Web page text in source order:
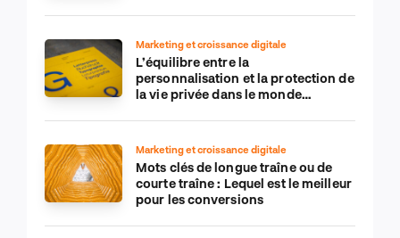
Marketing et croissance digitale
L’équilibre entre la
personnalisation et la protection de
la vie privée dans le monde
Marketing et croissance digitale
Mots clés de longue traîne ou de
courte traîne : Lequel est le meilleur
pour les conversions